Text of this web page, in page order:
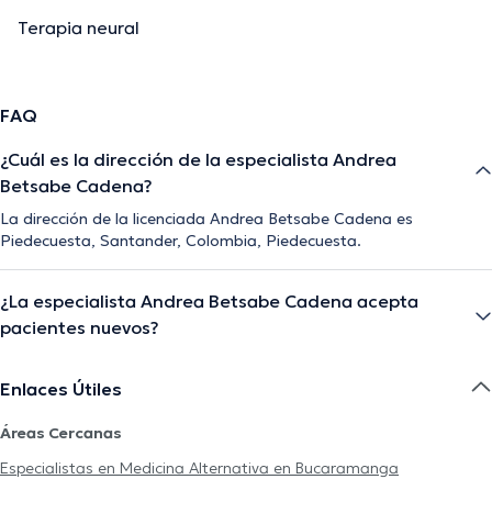
Terapia neural
FAQ
¿Cuál es la dirección de la especialista Andrea
Betsabe Cadena?
La dirección de la licenciada Andrea Betsabe Cadena es
Piedecuesta, Santander, Colombia, Piedecuesta.
¿La especialista Andrea Betsabe Cadena acepta
pacientes nuevos?
Enlaces Útiles
Áreas Cercanas
Especialistas en Medicina Alternativa en Bucaramanga